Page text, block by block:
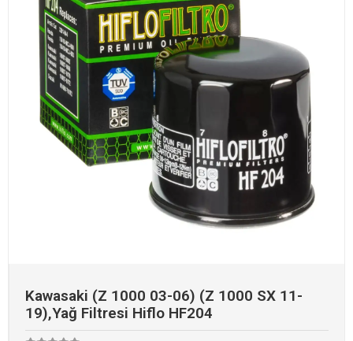
Kawasaki (Z 1000 03-06) (Z 1000 SX 11-
19),Yağ Filtresi Hiflo HF204